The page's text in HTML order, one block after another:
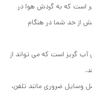
است که به گردش هوا در
از حد شما در هنگام
آب گریز است که می تواند از
وسایل ضروری مانند تلفن،